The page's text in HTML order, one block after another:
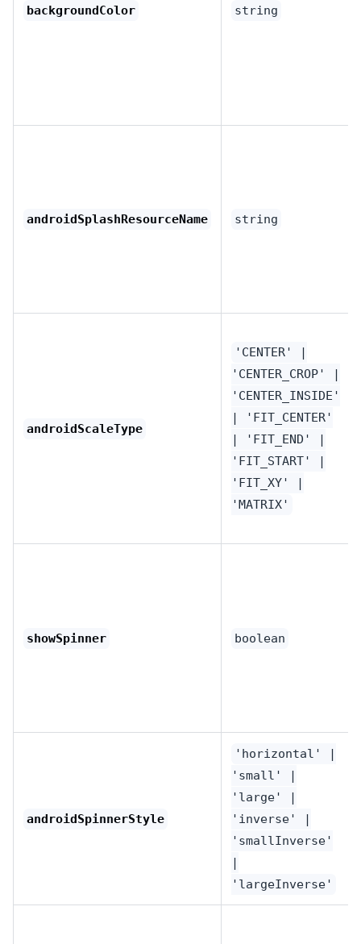
backgroundColor string
androidSplashResourceName string
androidScaleType
'CENTER' |
'CENTER_CROP' |
'CENTER_INSIDE'
| 'FIT_CENTER'
| 'FIT_END' |
'FIT_START' |
'FIT_XY' |
'MATRIX'
showSpinner boolean
androidSpinnerStyle
'horizontal' |
'small' |
'large' |
'inverse' |
'smallInverse'
|
'largeInverse'